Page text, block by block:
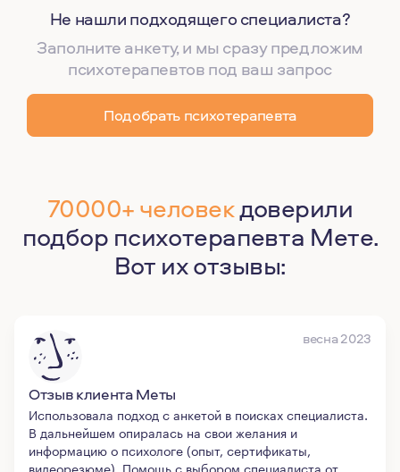
Не нашли подходящего специалиста?
Заполните анкету, и мы сразу предложим
психотерапевтов под ваш запрос
Подобрать психотерапевта
70000+ человекдоверили
подбор психотерапевта Мете.
Вот их отзывы:
весна 2023
Отзыв клиента Меты
Использовала подход с анкетой в поисках специалиста.
В дальнейшем опиралась на свои желания и
информацию о психологе (опыт, сертификаты,
видеорезюме). Помощь с выбором специалиста от